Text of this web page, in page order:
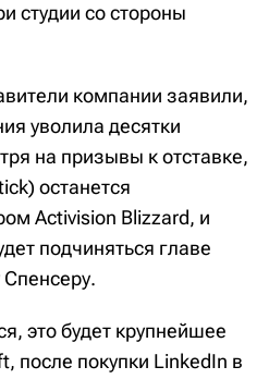
студии со стороны
компании заявили,
уволила десятки
на призывы к отставке,
останется
Activision Blizzard, и
подчиняться главе
это будет крупнейшее
после покупки LinkedIn в